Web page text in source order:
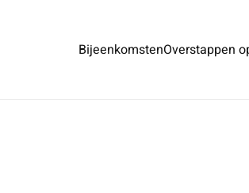
BijeenkomstenOverstappen